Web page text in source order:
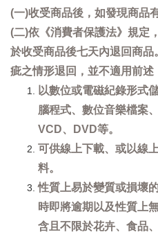
(一)收受商品後，如發現商品
(二)依《消費者保護法》規定
於收受商品後七天內退回商
疵之情形退回，並不適用前述
以數位或電磁紀錄形式
腦程式、數位音樂檔案
VCD、DVD等。
可供線上下載、或以線
料。
性質上易於變質或損壞
時即將逾期以及性質上
含且不限於花卉、食品